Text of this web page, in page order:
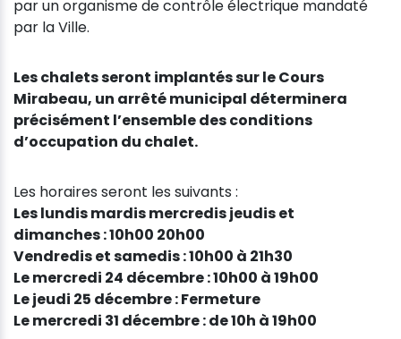
par un organisme de contrôle électrique mandaté
par la Ville.
Les chalets seront implantés sur le Cours
Mirabeau, un arrêté municipal déterminera
précisément l’ensemble des conditions
d’occupation du chalet.
Les horaires seront les suivants :
Les lundis mardis mercredis jeudis et
dimanches : 10h00 20h00
Vendredis et samedis : 10h00 à 21h30
Le mercredi 24 décembre : 10h00 à 19h00
Le jeudi 25 décembre : Fermeture
Le mercredi 31 décembre : de 10h à 19h00